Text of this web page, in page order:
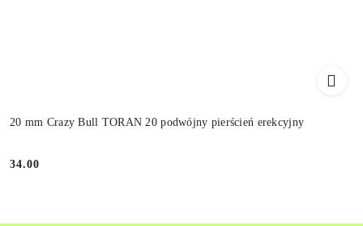
20 mm Crazy Bull TORAN 20 podwójny pierścień erekcyjny
Cena:
34.00